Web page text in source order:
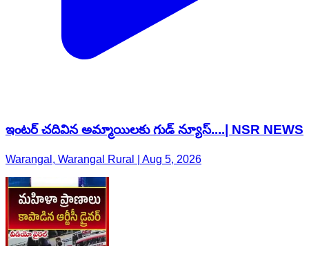
ఇంటర్ చదివిన అమ్మాయిలకు గుడ్ న్యూస్....| NSR NEWS
Warangal, Warangal Rural | Aug 5, 2026